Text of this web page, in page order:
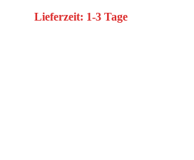
Lieferzeit: 1-3 Tage